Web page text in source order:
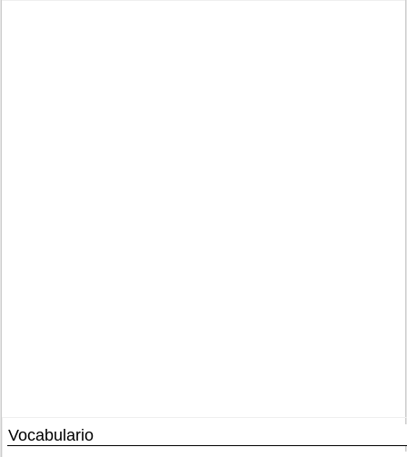
Vocabulario